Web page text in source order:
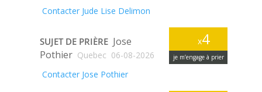
Contacter Jude Lise Delimon
x4
je m’engage à prier
SUJET DE PRIÈRE Jose
Pothier Quebec 06-08-2026
Contacter Jose Pothier